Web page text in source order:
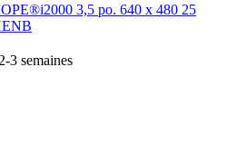
3,5 po. 640 x 480 25
3 semaines